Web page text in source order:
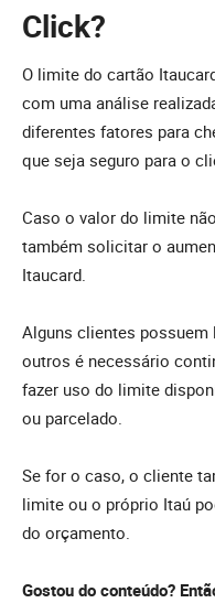
Click?
O limite do cartão
com uma análise
diferentes fatores para
que seja seguro para o
Caso o valor do limite
também solicitar o
Itaucard.
Alguns clientes possuem
outros é necessário
fazer uso do limite
ou parcelado.
Se for o caso, o cliente
limite ou o próprio Itaú
do orçamento.
Gostou do conteúdo?